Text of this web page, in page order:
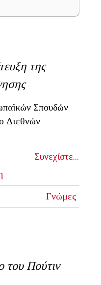
της
Σπουδών
Διεθνών
Συνεχίστε...
Γνώμες
του Πούτιν